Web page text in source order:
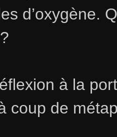
d’oxygène.
à la
coup de